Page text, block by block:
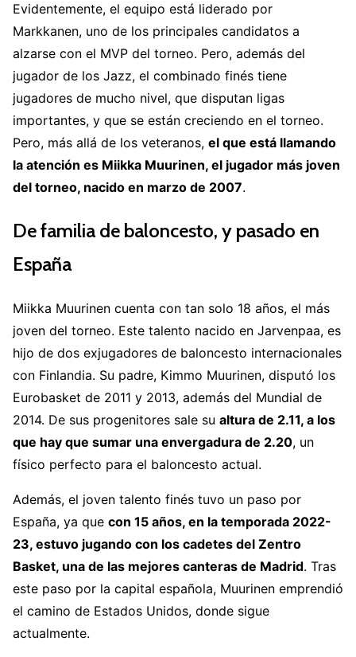
Evidentemente, el equipo está liderado por
Markkanen, uno de los principales candidatos a
alzarse con el MVP del torneo. Pero, además del
jugador de los Jazz, el combinado finés tiene
jugadores de mucho nivel, que disputan ligas
importantes, y que se están creciendo en el torneo.
Pero, más allá de los veteranos, el que está llamando
la atención es Miikka Muurinen, el jugador más joven
del torneo, nacido en marzo de 2007.
De familia de baloncesto, y pasado en
España
Miikka Muurinen cuenta con tan solo 18 años, el más
joven del torneo. Este talento nacido en Jarvenpaa, es
hijo de dos exjugadores de baloncesto internacionales
con Finlandia. Su padre, Kimmo Muurinen, disputó los
Eurobasket de 2011 y 2013, además del Mundial de
2014. De sus progenitores sale su altura de 2.11, a los
que hay que sumar una envergadura de 2.20, un
físico perfecto para el baloncesto actual.
Además, el joven talento finés tuvo un paso por
España, ya que con 15 años, en la temporada 2022-
23, estuvo jugando con los cadetes del Zentro
Basket, una de las mejores canteras de Madrid. Tras
este paso por la capital española, Muurinen emprendió
el camino de Estados Unidos, donde sigue
actualmente.